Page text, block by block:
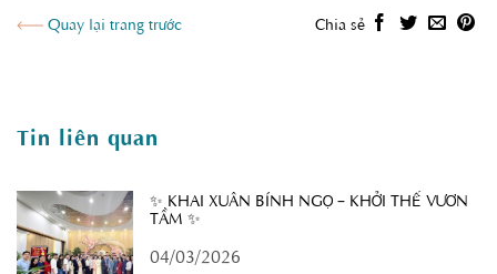
Quay lại trang trước Chia sẻ
Tin liên quan
✨ KHAI XUÂN BÍNH NGỌ – KHỞI THẾ VƯƠN
TẦM ✨
04/03/2026